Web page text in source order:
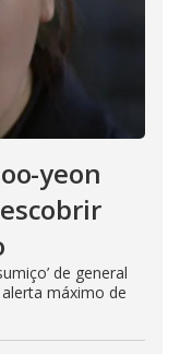
yeon
de general
máximo de